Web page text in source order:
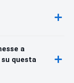
a
questa